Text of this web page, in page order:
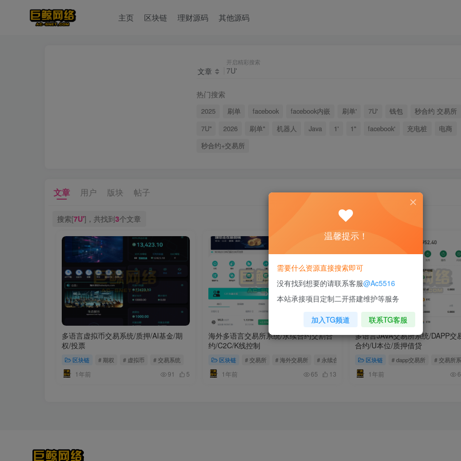
主页 区块链 理财源码 其他源码
文章
开启精彩搜索
热门搜索
2025 刷单 facebook facebook内嵌 刷单' 7U' 钱包
秒合约 交易所
7U"
2026 刷单" 机器人 Java 1' 1" facebook' 充电桩
电商
秒合约+交易所
文章 用户 版块 帖子
搜索[7U']，共找到3个文章
多语言虚拟币交易系统/质押/AI基金/期
权/投票
区块链 # 期权 # 虚拟币 # 交易系统
1年前 91 5
海外多语言交易所系统/永续合约交割合
约/C2C/K线控制
区块链 # 交易所 # 海外交易所 # 永续合约
1年前 65 13
多语言JAVA交易所系统/DAPP交
合约/U本位/质押借贷
区块链 # dapp交易所 # 交易所
1年前
温馨提示！
需要什么资源直接搜索即可
没有找到想要的请联系客服@Ac5516
本站承接项目定制二开搭建维护等服务
加入TG频道 联系TG客服